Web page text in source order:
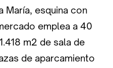
María, esquina con
emplea a 40
m2 de sala de
de aparcamiento